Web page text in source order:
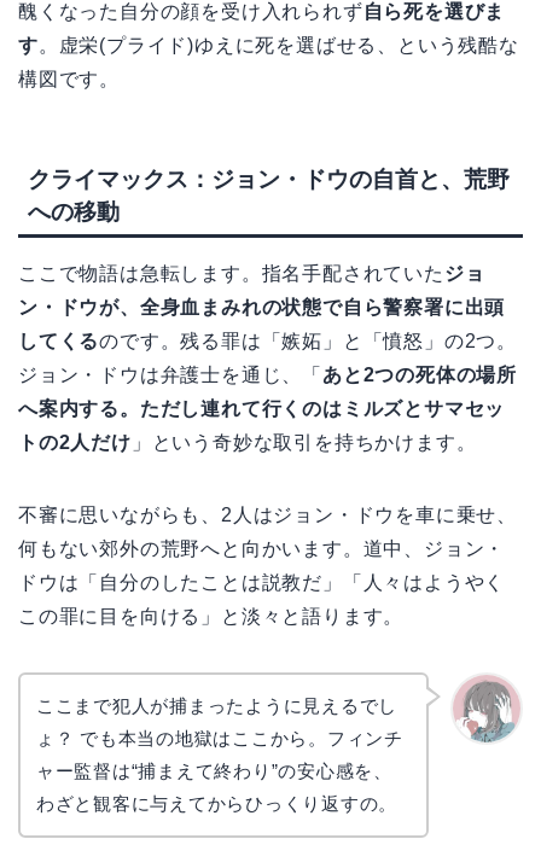
醜くなった自分の顔を受け入れられず自ら死を選びま
す。虚栄(プライド)ゆえに死を選ばせる、という残酷な
構図です。
クライマックス：ジョン・ドウの自首と、荒野
への移動
ここで物語は急転します。指名手配されていた ジョ
ン・ドウが、全身血まみれの状態で自ら警察署に出頭
してくるのです。残る罪は「嫉妬」と「憤怒」の2つ。
ジョン・ドウは弁護士を通じ、「 あと2つの死体の場所
へ案内する。ただし連れて行くのはミルズとサマセッ
トの2人だけ 」という奇妙な取引を持ちかけます。
不審に思いながらも、2人はジョン・ドウを車に乗せ、
何もない郊外の荒野へと向かいます。道中、ジョン・
ドウは「自分のしたことは説教だ」「人々はようやく
この罪に目を向ける」と淡々と語ります。
ここまで犯人が捕まったように見えるでし
ょ？ でも本当の地獄はここから。フィンチ
ャー監督は“捕まえて終わり”の安心感を、
わざと観客に与えてからひっくり返すの。